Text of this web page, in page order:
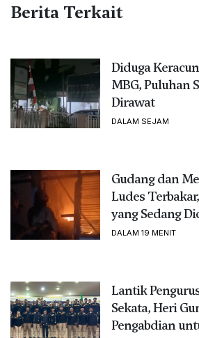
Berita Terkait
Diduga
MBG, Puluhan
Dirawat
DALAM SEJAM
Gudang dan
Ludes
yang Sedang
DALAM 19 MENIT
Lantik
Sekata, Heri
Pengabdian